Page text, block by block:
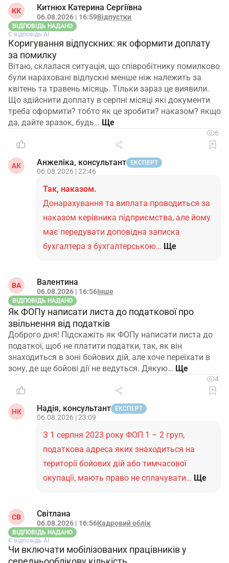
КК Китнюх Катерина Сергіївна
06.08.2026 | 16:59Відпустки
ВІДПОВІДЬ НАДАНО
Є відповідь АІ
Коригування відпускних: як оформити доплату
за помилку
Вітаю, склалася ситуація, що співробітнику помилково
були нараховані відпускні менше ніж належить за
квітень та травень місяць. Тільки зараз це виявили.
Що здійснити доплату в серпні місяці які документи
треба оформити? тобто як це зробити? наказом? якщо
да, дайте зразок, будь…
6
АК Анжеліка, консультант ЕКСПЕРТ
06.08.2026 | 22:46
Так, наказом.
Донарахування та виплата проводиться за
наказом керівника підприємства, але йому
має передувати доповідна записка
бухгалтера з бухгалтерською… Ще
ВА Валентина
06.08.2026 | 16:56Інше
ВІДПОВІДЬ НАДАНО
Як ФОПу написати листа до податкової про
звільнення від податків
Доброго дня! Підскажіть як ФОПу написати листа до
податкої, щоб не платити податки, так, як він
знаходиться в зоні бойових дій, але хоче переїхати в
зону, де ще бойові дії не ведуться. Дякую…
4
НК Надія, консультант ЕКСПЕРТ
06.08.2026 | 23:09
З 1 серпня 2023 року ФОП 1 – 2 груп,
податкова адреса яких знаходиться на
території бойових дій або тимчасової
окупації, мають право не сплачувати… Ще
СВ Світлана
06.08.2026 | 16:56Кадровий облік
ВІДПОВІДЬ НАДАНО
Є відповідь АІ
Чи включати мобілізованих працівників у